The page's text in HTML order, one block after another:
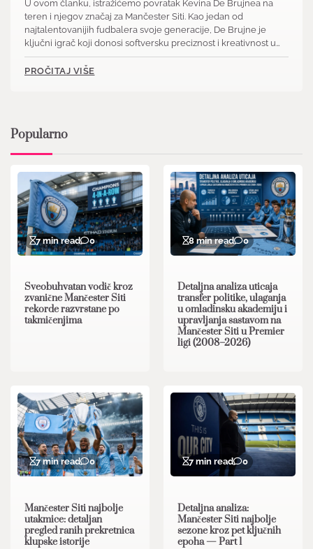
U ovom članku, istražićemo povratak Kevina De Brujnea na
teren i njegov značaj za Mančester Siti. Kao jedan od
najtalentovanijih fudbalera svoje generacije, De Brujne je
ključni igrač koji donosi softversku preciznost i kreativnost u…
PROČITAJ VIŠE
Popularno
7 min read 0
Sveobuhvatan vodič kroz
zvanične Mančester Siti
rekorde razvrstane po
takmičenjima
8 min read 0
Detaljna analiza uticaja
transfer politike, ulaganja
u omladinsku akademiju i
upravljanja sastavom na
Mančester Siti u Premier
ligi (2008–2026)
7 min read 0
Mančester Siti najbolje
utakmice: detaljan
pregled ranih prekretnica
klupske istorije
7 min read 0
Detaljna analiza:
Mančester Siti najbolje
sezone kroz pet ključnih
epoha — Part 1